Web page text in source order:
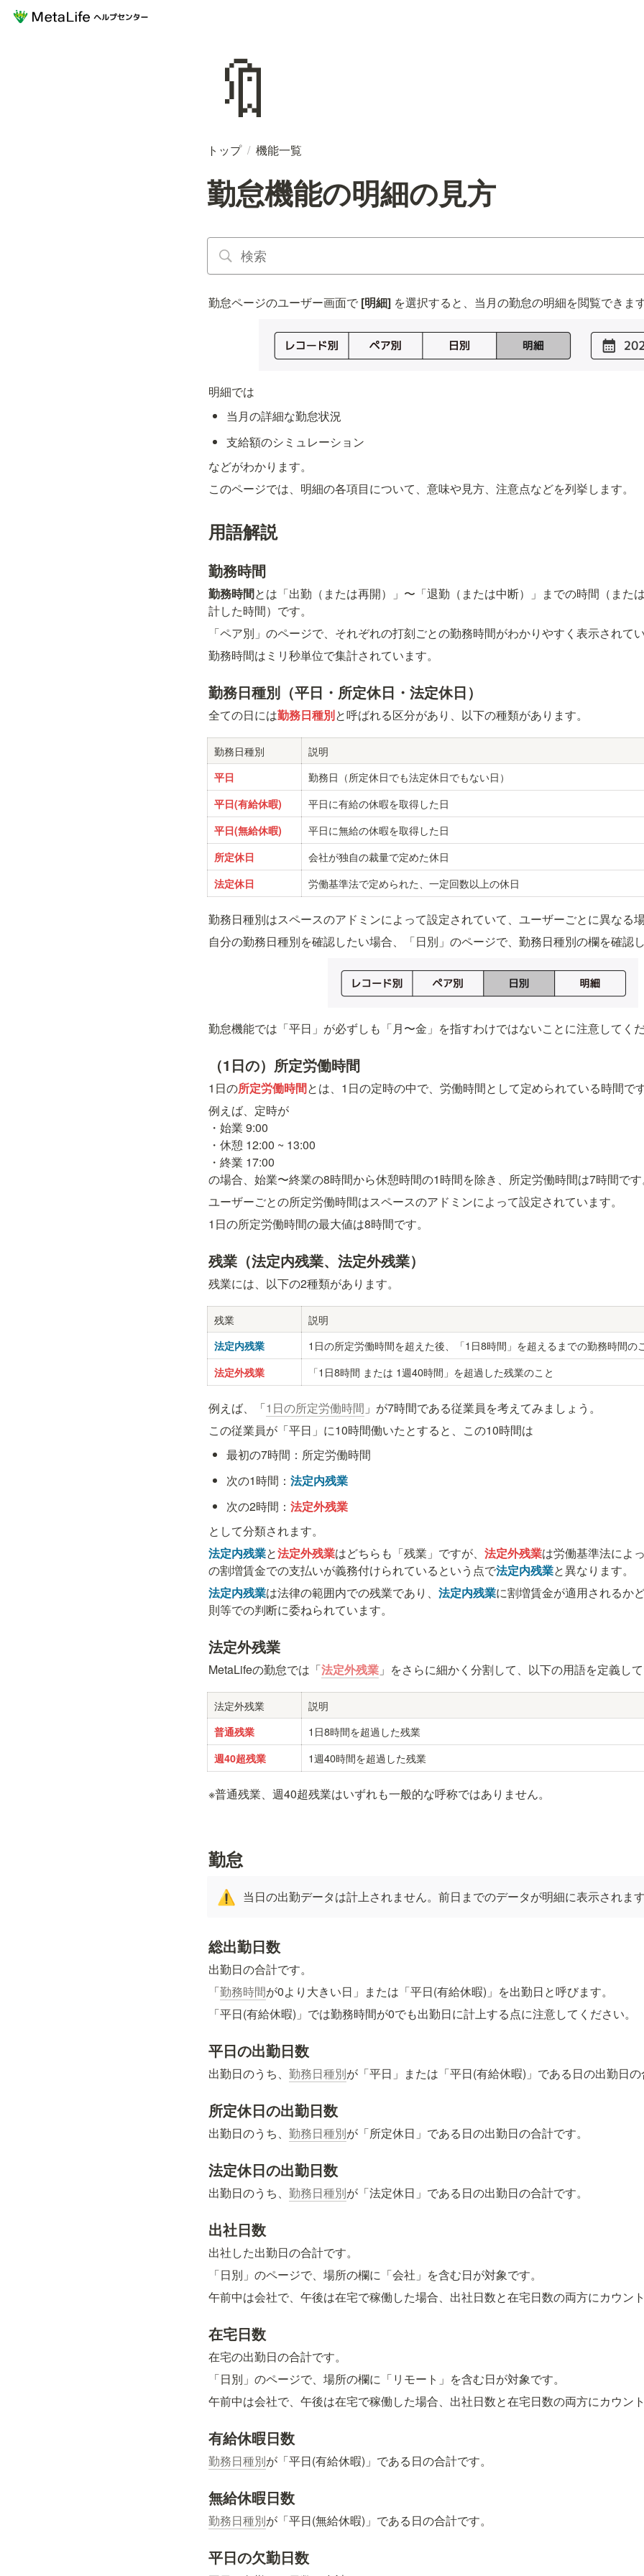
🔖
トップ / 機能一覧
勤怠機能の明細の見方
勤怠ページのユーザー画面で [明細] を選択すると、当月の勤怠の明細を閲覧できます
明細では
当月の詳細な勤怠状況
支給額のシミュレーション
などがわかります。
このページでは、明細の各項目について、意味や見方、注意点などを列挙します。
用語解説
勤務時間
勤務時間とは「出勤（または再開）」〜「退勤（または中断）」までの時間（また
計した時間）です。
「ペア別」のページで、それぞれの打刻ごとの勤務時間がわかりやすく表示されてい
勤務時間はミリ秒単位で集計されています。
勤務日種別（平日・所定休日・法定休日）
全ての日には勤務日種別と呼ばれる区分があり、以下の種類があります。
勤務日種別 説明
平日 勤務日（所定休日でも法定休日でもない日）
平日(有給休暇) 平日に有給の休暇を取得した日
平日(無給休暇) 平日に無給の休暇を取得した日
所定休日 会社が独自の裁量で定めた休日
法定休日 労働基準法で定められた、一定回数以上の休日
勤務日種別はスペースのアドミンによって設定されていて、ユーザーごとに異なる場
自分の勤務日種別を確認したい場合、「日別」のページで、勤務日種別の欄を確認し
勤怠機能では「平日」が必ずしも「月〜金」を指すわけではないことに注意してくだ
（1日の）所定労働時間
1日の所定労働時間とは、1日の定時の中で、労働時間として定められている時間です
例えば、定時が
・始業 9:00
・休憩 12:00 ~ 13:00
・終業 17:00
の場合、始業〜終業の8時間から休憩時間の1時間を除き、所定労働時間は7時間です
ユーザーごとの所定労働時間はスペースのアドミンによって設定されています。
1日の所定労働時間の最大値は8時間です。
残業（法定内残業、法定外残業）
残業には、以下の2種類があります。
残業 説明
法定内残業 1日の所定労働時間を超えた後、「1日8時間」を超えるまでの勤務時間の
法定外残業 「1日8時間 または 1週40時間」を超過した残業のこと
例えば、「1日の所定労働時間 」が7時間である従業員を考えてみましょう。
この従業員が「平日」に10時間働いたとすると、この10時間は
最初の7時間：所定労働時間
次の1時間：法定内残業
次の2時間：法定外残業
として分類されます。
法定内残業と法定外残業はどちらも「残業」ですが、 法定外残業は労働基準法によ
の割増賃金での支払いが義務付けられているという点で法定内残業と異なります。
法定内残業は法律の範囲内での残業であり、 法定内残業に割増賃金が適用されるか
則等での判断に委ねられています。
法定外残業
MetaLifeの勤怠では「法定外残業 」をさらに細かく分割して、以下の用語を定義して
法定外残業 説明
普通残業 1日8時間を超過した残業
週40超残業 1週40時間を超過した残業
※普通残業、週40超残業はいずれも一般的な呼称ではありません。
勤怠
⚠️ 当日の出勤データは計上されません。前日までのデータが明細に表示されます
総出勤日数
出勤日の合計です。
「勤務時間が0より大きい日」または「平日(有給休暇)」を出勤日と呼びます。
「平日(有給休暇)」では勤務時間が0でも出勤日に計上する点に注意してください。
平日の出勤日数
出勤日のうち、 勤務日種別が「平日」または「平日(有給休暇)」である日の出勤日の
所定休日の出勤日数
出勤日のうち、 勤務日種別が「所定休日」である日の出勤日の合計です。
法定休日の出勤日数
出勤日のうち、 勤務日種別が「法定休日」である日の出勤日の合計です。
出社日数
出社した出勤日の合計です。
「日別」のページで、場所の欄に「会社」を含む日が対象です。
午前中は会社で、午後は在宅で稼働した場合、出社日数と在宅日数の両方にカウント
在宅日数
在宅の出勤日の合計です。
「日別」のページで、場所の欄に「リモート」を含む日が対象です。
午前中は会社で、午後は在宅で稼働した場合、出社日数と在宅日数の両方にカウント
有給休暇日数
勤務日種別が「平日(有給休暇)」である日の合計です。
無給休暇日数
勤務日種別が「平日(無給休暇)」である日の合計です。
平日の欠勤日数